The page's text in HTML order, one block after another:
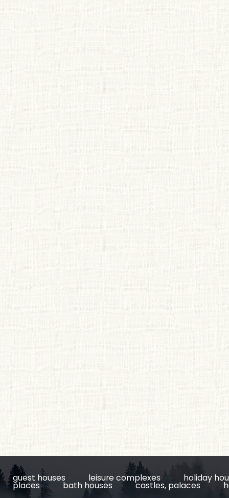
guest houses leisure complexes holiday
places bath houses castles, palaces